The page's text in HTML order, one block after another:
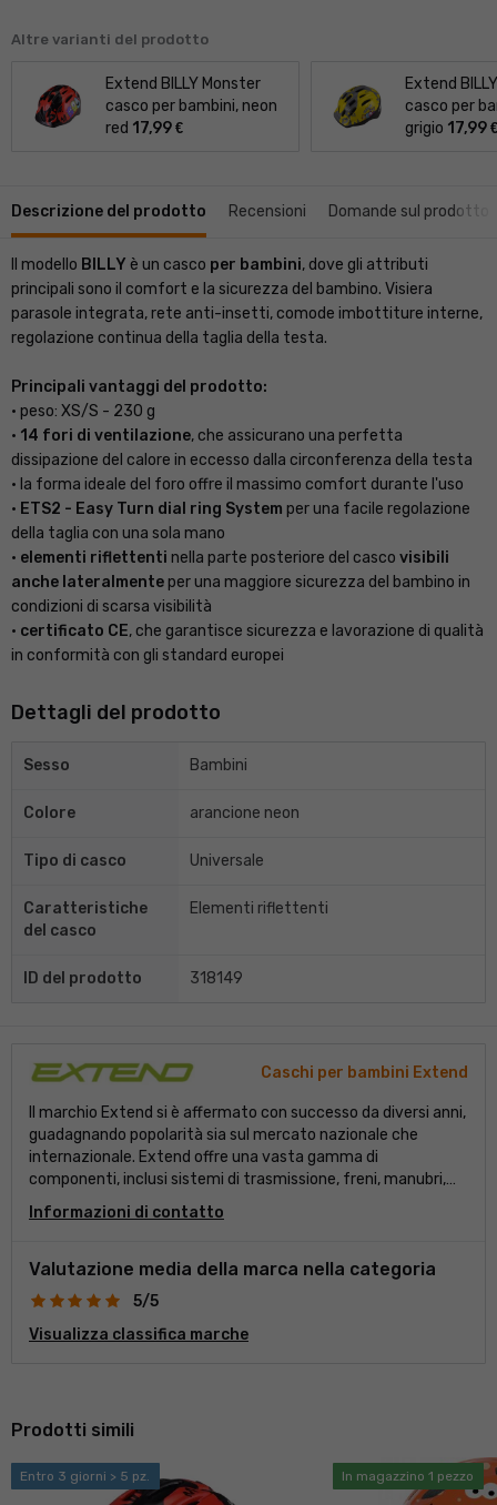
Altre varianti del prodotto
Extend BILLY Monster
casco per bambini, neon
red 17,99 €
Extend
casco per
grigio 17,99 €
Descrizione del prodotto Recensioni Domande sul prodotto
Il modello BILLY è un casco per bambini, dove gli attributi
principali sono il comfort e la sicurezza del bambino. Visiera
parasole integrata, rete anti-insetti, comode imbottiture interne,
regolazione continua della taglia della testa.
Principali vantaggi del prodotto:
• peso: XS/S - 230 g
• 14 fori di ventilazione, che assicurano una perfetta
dissipazione del calore in eccesso dalla circonferenza della testa
• la forma ideale del foro offre il massimo comfort durante l'uso
• ETS2 - Easy Turn dial ring System per una facile regolazione
della taglia con una sola mano
• elementi riflettenti nella parte posteriore del casco visibili
anche lateralmenteper una maggiore sicurezza del bambino in
condizioni di scarsa visibilità
• certificato CE, che garantisce sicurezza e lavorazione di qualità
in conformità con gli standard europei
Dettagli del prodotto
Sesso Bambini
Colore arancione neon
Tipo di casco Universale
Caratteristiche
del casco
Elementi riflettenti
ID del prodotto 318149
Caschi per bambini Extend
Il marchio Extend si è affermato con successo da diversi anni,
guadagnando popolarità sia sul mercato nazionale che
internazionale. Extend offre una vasta gamma di
componenti, inclusi sistemi di trasmissione, freni, manubri,
attacchi manubrio, reggisella e ruote. Ogni componente è
realizzato con cura e attenzione ai dettagli, garantendo
degli anni, Extend ha costruito una solida reputazione grazie
alla sua qualità e affidabilità. I loro componenti sono utilizzati
da ciclisti che apprezzano la durata e il rapporto qualità-
prezzo.
Informazioni di contatto
Valutazione media della marca nella categoria
5/5
Visualizza classifica marche
Prodotti simili
Entro 3 giorni > 5 pz. In magazzino 1 pezzo